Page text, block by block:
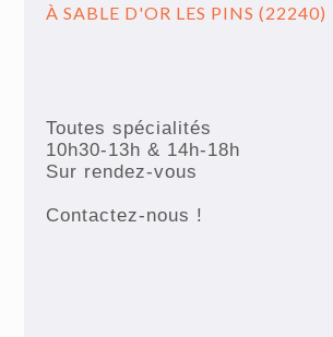
À SABLE D'OR LES PINS (22240)
Toutes spécialités
10h30-13h & 14h-18h
Sur rendez-vous
Contactez-nous !